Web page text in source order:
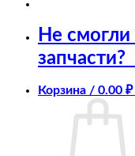
Не
запчасти?
Корзина / 0.00 ₽